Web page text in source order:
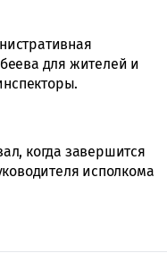
для жителей и
когда завершится
исполкома